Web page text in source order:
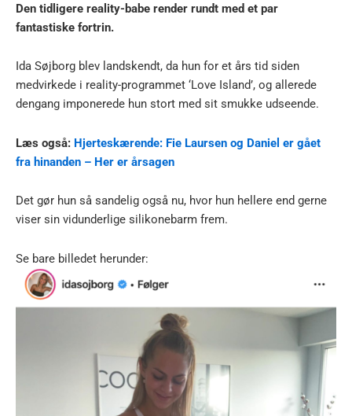
Den tidligere reality-babe render rundt med et par
fantastiske fortrin.
Ida Søjborg blev landskendt, da hun for et års tid siden
medvirkede i reality-programmet ‘Love Island’, og allerede
dengang imponerede hun stort med sit smukke udseende.
Læs også: Hjerteskærende: Fie Laursen og Daniel er gået
fra hinanden – Her er årsagen
Det gør hun så sandelig også nu, hvor hun hellere end gerne
viser sin vidunderlige silikonebarm frem.
Se bare billedet herunder: